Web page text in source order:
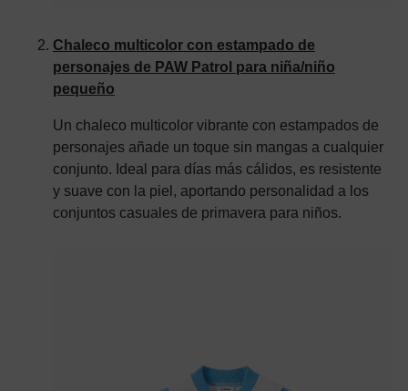
Chaleco multicolor con estampado de
personajes de PAW Patrol para niña/niño
pequeño
Un chaleco multicolor vibrante con estampados de
personajes añade un toque sin mangas a cualquier
conjunto. Ideal para días más cálidos, es resistente
y suave con la piel, aportando personalidad a los
conjuntos casuales de primavera para niños.